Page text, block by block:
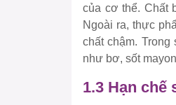
của cơ thể. Chất
Ngoài ra, thực
chất chậm.
như bơ, sốt
1.3 Hạn